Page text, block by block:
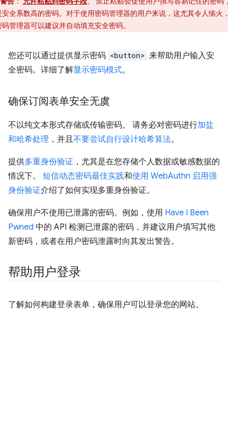
安全系数高的密码。对于使用密码管理器的用户来说，这尤其令人恼火
管理器可以建议并自动填充安全密码。
您还可以通过提供显示密码 <button> 来帮助用户输入安
全密码。详细了解显示密码模式。
确保订阅表单安全无虞
不以纯文本形式存储或传输密码。 请务必对密码进行加盐
和哈希处理 ，并且不要尝试自行设计哈希算法。
提供多重身份验证 ，尤其是在您存储个人数据或敏感数据的
情况下。 短信动态密码最佳实践和使用 WebAuthn 启用强
身份验证介绍了如何实现多重身份验证。
确保用户不使用已泄露的密码。例如，使用 Have I Been
Pwned 中的 API 检测已泄露的密码，并建议用户填写其他
新密码，或者在用户密码泄露时向其发出警告。
帮助用户登录
了解如何构建登录表单，确保用户可以登录您的网站。